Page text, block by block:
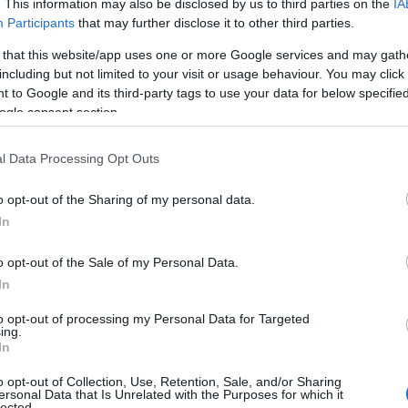
This information may also be disclosed by us to third parties on the
Participants that may further disclose it to other third parties.
that this website/app uses one or more Google services and may
but not limited to your visit or usage behaviour. You may
to Google and its third-party tags to use your data for below
consent section.
Data Processing Opt Outs
opt-out of the Sharing of my personal data.
opt-out of the Sale of my Personal Data.
opt-out of processing my Personal Data for Targeted
opt-out of Collection, Use, Retention, Sale, and/or Sharing
Data that Is Unrelated with the Purposes for which it
się też mniej lub bardziej ciekawe
w kilka chwil. Jeśli cokolwiek ma
stan techniczny, to klient z
miejscu i czasie w oka mgnieniu.
wspomniany Peugeot 406 redaktora
w 2 godziny.
na OLX. Jeśli pojawia się
być niemal pewni, że jeszcze
ręce. Tym samym poszukując
być szybcy i czujni.
samochody?